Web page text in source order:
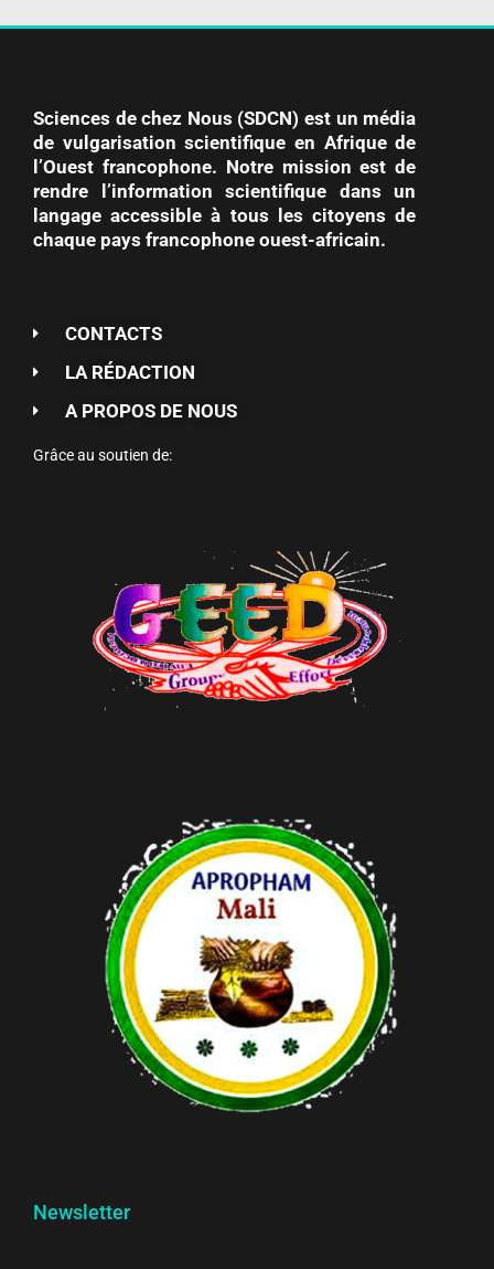
Sciences de chez Nous (SDCN) est un média
de vulgarisation scientifique en Afrique de
l’Ouest francophone. Notre mission est de
rendre l’information scientifique dans un
langage accessible à tous les citoyens de
chaque pays francophone ouest-africain.
CONTACTS
LA RÉDACTION
A PROPOS DE NOUS
Grâce au soutien de:
Newsletter